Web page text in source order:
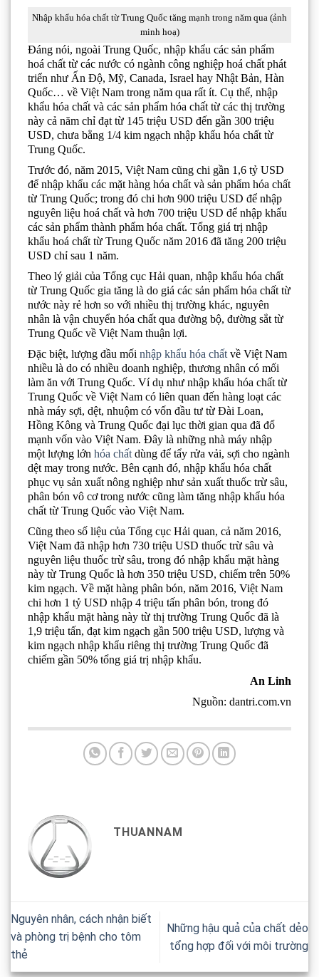
Nhập khẩu hóa chất từ Trung Quốc tăng mạnh trong năm qua (ảnh
minh hoạ)
Đáng nói, ngoài Trung Quốc, nhập khẩu các sản phẩm
hoá chất từ các nước có ngành công nghiệp hoá chất phát
triển như Ấn Độ, Mỹ, Canada, Israel hay Nhật Bản, Hàn
Quốc… về Việt Nam trong năm qua rất ít. Cụ thể, nhập
khẩu hóa chất và các sản phẩm hóa chất từ các thị trường
này cả năm chỉ đạt từ 145 triệu USD đến gần 300 triệu
USD, chưa bằng 1/4 kim ngạch nhập khẩu hóa chất từ
Trung Quốc.
Trước đó, năm 2015, Việt Nam cũng chi gần 1,6 tỷ USD
để nhập khẩu các mặt hàng hóa chất và sản phẩm hóa chất
từ Trung Quốc; trong đó chi hơn 900 triệu USD để nhập
nguyên liệu hoá chất và hơn 700 triệu USD để nhập khẩu
các sản phẩm thành phẩm hóa chất. Tổng giá trị nhập
khẩu hoá chất từ Trung Quốc năm 2016 đã tăng 200 triệu
USD chỉ sau 1 năm.
Theo lý giải của Tổng cục Hải quan, nhập khẩu hóa chất
từ Trung Quốc gia tăng là do giá các sản phẩm hóa chất từ
nước này rẻ hơn so với nhiều thị trường khác, nguyên
nhân là vận chuyển hóa chất qua đường bộ, đường sắt từ
Trung Quốc về Việt Nam thuận lợi.
Đặc biệt, lượng đầu mối nhập khẩu hóa chất về Việt Nam
nhiều là do có nhiều doanh nghiệp, thương nhân có mối
làm ăn với Trung Quốc. Ví dụ như nhập khẩu hóa chất từ
Trung Quốc về Việt Nam có liên quan đến hàng loạt các
nhà máy sợi, dệt, nhuộm có vốn đầu tư từ Đài Loan,
Hồng Kông và Trung Quốc đại lục thời gian qua đã đổ
mạnh vốn vào Việt Nam. Đây là những nhà máy nhập
một lượng lớn hóa chất dùng để tẩy rửa vải, sợi cho ngành
dệt may trong nước. Bên cạnh đó, nhập khẩu hóa chất
phục vụ sản xuất nông nghiệp như sản xuất thuốc trừ sâu,
phân bón vô cơ trong nước cũng làm tăng nhập khẩu hóa
chất từ Trung Quốc vào Việt Nam.
Cũng theo số liệu của Tổng cục Hải quan, cả năm 2016,
Việt Nam đã nhập hơn 730 triệu USD thuốc trừ sâu và
nguyên liệu thuốc trừ sâu, trong đó nhập khẩu mặt hàng
này từ Trung Quốc là hơn 350 triệu USD, chiếm trên 50%
kim ngạch. Về mặt hàng phân bón, năm 2016, Việt Nam
chi hơn 1 tỷ USD nhập 4 triệu tấn phân bón, trong đó
nhập khẩu mặt hàng này từ thị trường Trung Quốc đã là
1,9 triệu tấn, đạt kim ngạch gần 500 triệu USD, lượng và
kim ngạch nhập khẩu riêng thị trường Trung Quốc đã
chiếm gần 50% tổng giá trị nhập khẩu.
An Linh
Nguồn: dantri.com.vn
THUANNAM
Nguyên nhân, cách nhận biết
và phòng trị bệnh cho tôm
thẻ
Những hậu quả của chất dẻo
tổng hợp đối với môi trường